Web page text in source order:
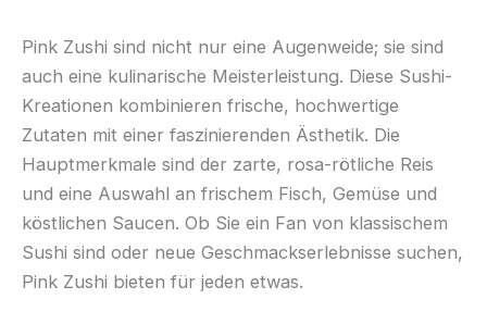
Pink Zushi sind nicht nur eine Augenweide; sie sind
auch eine kulinarische Meisterleistung. Diese Sushi-
Kreationen kombinieren frische, hochwertige
Zutaten mit einer faszinierenden Ästhetik. Die
Hauptmerkmale sind der zarte, rosa-rötliche Reis
und eine Auswahl an frischem Fisch, Gemüse und
köstlichen Saucen. Ob Sie ein Fan von klassischem
Sushi sind oder neue Geschmackserlebnisse suchen,
Pink Zushi bieten für jeden etwas.